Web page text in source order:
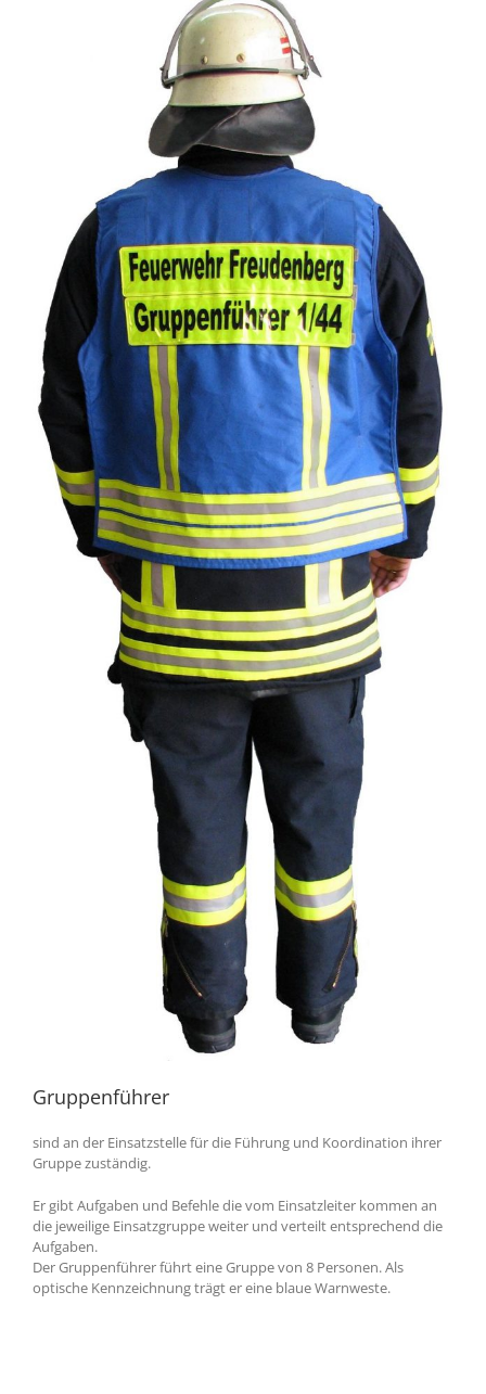
Gruppenführer
sind an der Einsatzstelle für die Führung und Koordination ihrer
Gruppe zuständig.
Er gibt Aufgaben und Befehle die vom Einsatzleiter kommen an
die jeweilige Einsatzgruppe weiter und verteilt entsprechend die
Aufgaben.
Der Gruppenführer führt eine Gruppe von 8 Personen. Als
optische Kennzeichnung trägt er eine blaue Warnweste.